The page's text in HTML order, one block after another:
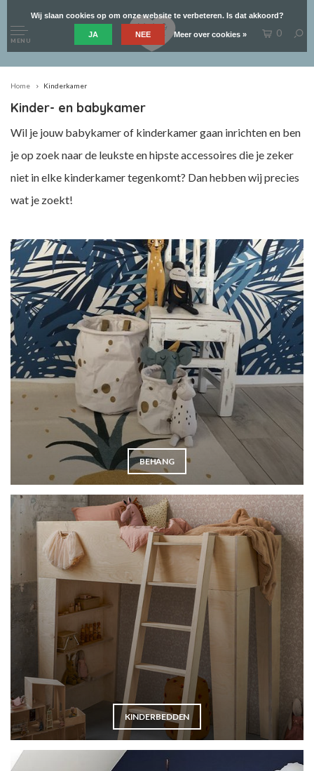
MENU
0
Home Kinderkamer
Kinder- en babykamer
Wil je jouw babykamer of kinderkamer gaan inrichten en ben
je op zoek naar de leukste en hipste accessoires die je zeker
niet in elke kinderkamer tegenkomt? Dan hebben wij precies
wat je zoekt!
BEHANG
KINDERBEDDEN
Wij slaan cookies op om onze website te verbeteren. Is dat akkoord?
JA NEE Meer over cookies »